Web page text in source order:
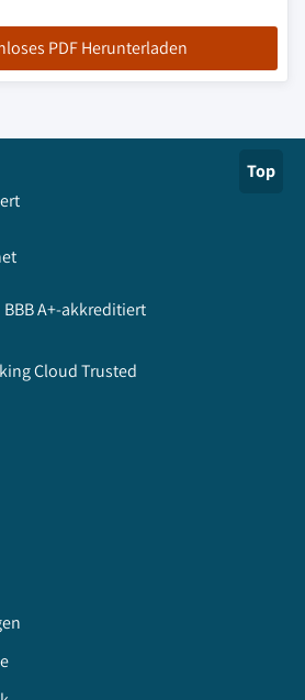
PDF Herunterladen
Top
BBB A+-akkreditiert
Cloud Trusted